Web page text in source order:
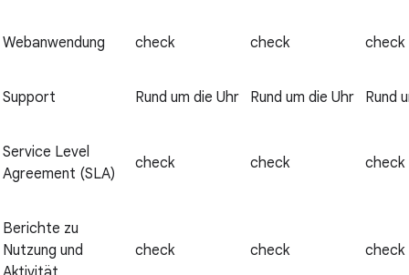
Webanwendung check check check
Support Rund um die Uhr Rund um die Uhr Rund
Service Level
Agreement (SLA)
check check check
Berichte zu
Nutzung und
check check check